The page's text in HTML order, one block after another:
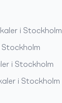
i Stockholm
Stockholm
i Stockholm
i Stockholm